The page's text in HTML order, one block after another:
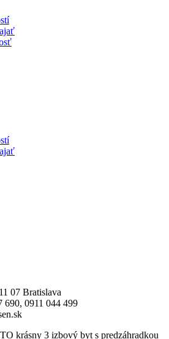
07 Bratislava
690, 0911 044 499
krásny 3 izbový byt s predzáhradkou